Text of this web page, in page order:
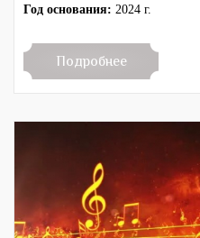
Год основания: 2024 г.
Подробнее